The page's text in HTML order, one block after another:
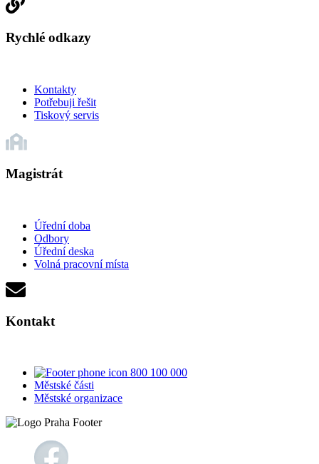
Rychlé odkazy
Kontakty
Potřebuji řešit
Tiskový servis
Magistrát
Úřední doba
Odbory
Úřední deska
Volná pracovní místa
Kontakt
800 100 000
Městské části
Městské organizace